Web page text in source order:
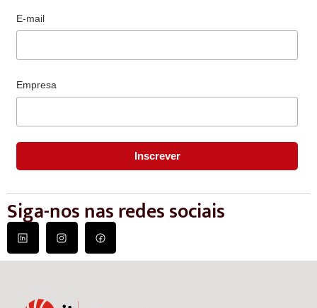
E-mail
Empresa
Siga-nos nas redes sociais